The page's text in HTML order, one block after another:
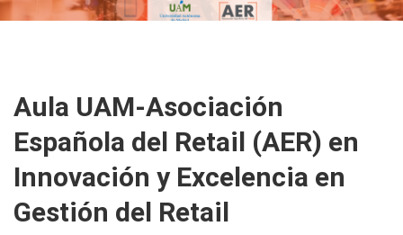
Aula UAM-Asociación
Española del Retail (AER) en
Innovación y Excelencia en
Gestión del Retail